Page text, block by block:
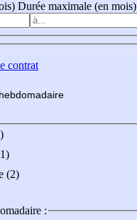
Durée maximale (en mois)
contrat
madaire
(2)
: